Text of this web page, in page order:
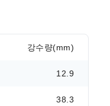
강수량(mm)
12.9
38.3